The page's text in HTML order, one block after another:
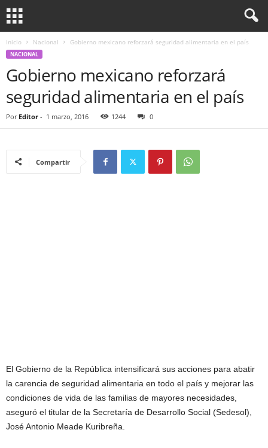
Inicio Nacional Gobierno mexicano reforzará seguridad alimentaria en el país
NACIONAL
Gobierno mexicano reforzará
seguridad alimentaria en el país
Por Editor - 1 marzo, 2016 1244 0
Compartir
El Gobierno de la República intensificará sus acciones para abatir
la carencia de seguridad alimentaria en todo el país y mejorar las
condiciones de vida de las familias de mayores necesidades,
aseguró el titular de la Secretaría de Desarrollo Social (Sedesol),
José Antonio Meade Kuribreña.